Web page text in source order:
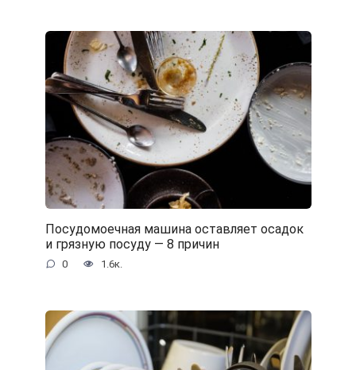
Посудомоечная машина оставляет осадок
и грязную посуду — 8 причин
0 1.6к.